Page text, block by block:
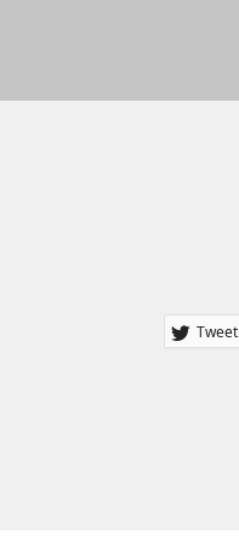
Tweet